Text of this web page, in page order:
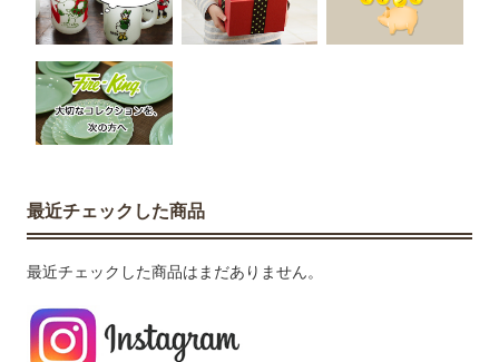
最近チェックした商品
最近チェックした商品はまだありません。